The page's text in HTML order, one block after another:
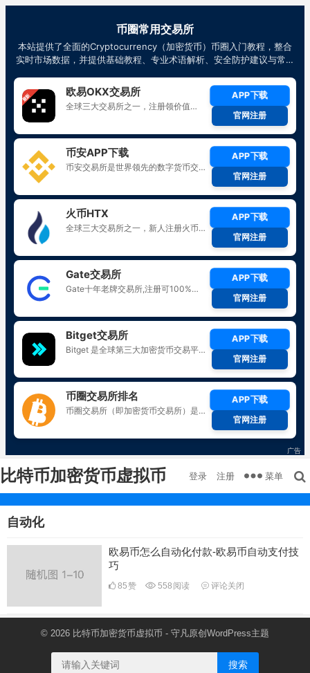
比特币加密货币虚拟币 登录 注册 菜单
自动化
欧易币怎么自动化付款-欧易币自动支付技
巧
85赞 558 阅读 评论关闭
© 2026 比特币加密货币虚拟币 - 守凡原创 WordPress主题
搜索